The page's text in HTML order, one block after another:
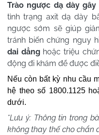
Trào ngược dạ dày
tình trạng axit dạ dày
ngược sớm sẽ giúp
tránh biến chứng nguy
dai dẳnghoặc triệu
động đi khám để được
Nếu còn bất kỳ nhu cầu
hệ theo số 1800.1125
dưới.
*Lưu ý: Thông tin trong
không thay thế cho chẩn